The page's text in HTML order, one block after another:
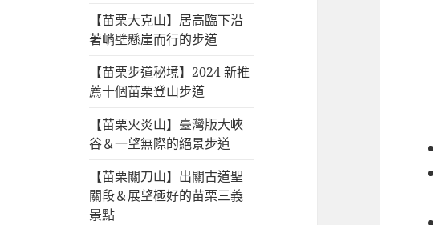
【苗栗大克山】居高臨下沿
著峭壁懸崖而行的步道
【苗栗步道秘境】2024 新推
薦十個苗栗登山步道
【苗栗火炎山】臺灣版大峽
谷＆一望無際的絕景步道
【苗栗關刀山】出關古道聖
關段＆展望極好的苗栗三義
景點